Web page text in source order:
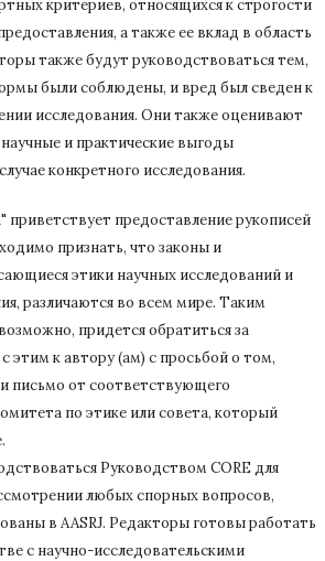
критериев, относящихся к строгости
а также ее вклад в область
также будут руководствоваться тем,
были соблюдены, и вред был сведен к
исследования. Они также оценивают
и практические выгоды
конкретного исследования.
приветствует предоставление рукописей
признать, что законы и
этики научных исследований и
различаются во всем мире. Таким
придется обратиться за
этим к автору (ам) с просьбой о том,
письмо от соответствующего
по этике или совета, который
Руководством CORE для
любых спорных вопросов,
в AASRJ. Редакторы готовыработать
с научно-исследовательскими